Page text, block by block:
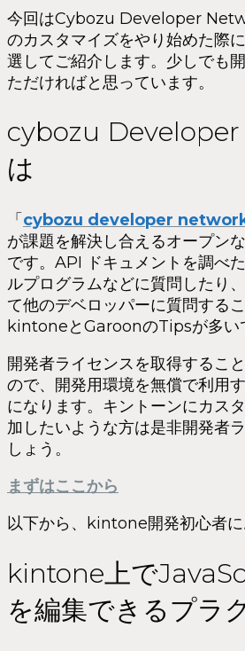
今回はCybozu Developer
のカスタマイズをやり始めた際
選してご紹介します。少しでも
ただければと思っています。
cybozu
は
「 cybozu developer
が課題を解決し合えるオープン
です。API ドキュメントを調べ
ルプログラムなどに質問したり
て他のデベロッパーに質問する
kintoneとGaroonのTipsが多い
開発者ライセンスを取得するこ
ので、開発用環境を無償で利用
になります。キントーンにカス
加したいような方は是非開発者
しょう。
まずはここから
以下から、kintone開発初心者に
kintone上で
を編集できるプラ